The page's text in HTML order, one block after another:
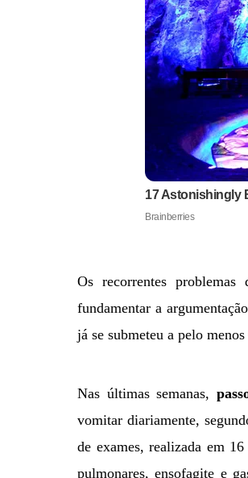
Os recorrentes
fundamentar a
já se submeteu a pelo
Nas últimas semanas,
vomitar diariamente,
de exames, realizada em
pulmonares, ensofagite e